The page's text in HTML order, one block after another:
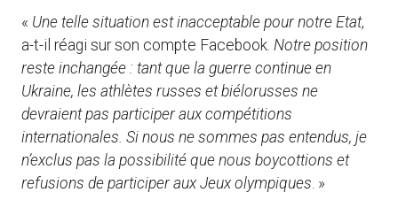
« Une telle situation est inacceptable pour notre Etat,
a-t-il réagi sur son compte Facebook. Notre position
reste inchangée : tant que la guerre continue en
Ukraine, les athlètes russes et biélorusses ne
devraient pas participer aux compétitions
internationales. Si nous ne sommes pas entendus, je
n’exclus pas la possibilité que nous boycottions et
refusions de participer aux Jeux olympiques . »